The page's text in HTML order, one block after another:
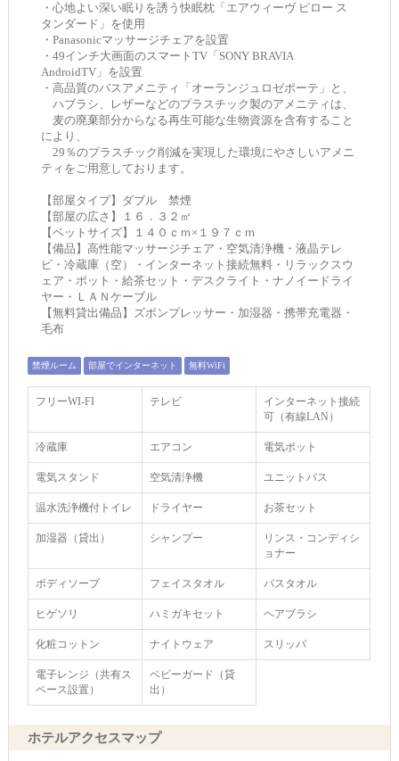
・心地よい深い眠りを誘う快眠枕「エアウィーヴ ピロー ス
タンダード」を使用
・Panasonicマッサージチェアを設置
・49インチ大画面のスマートTV「SONY BRAVIA
AndroidTV」を設置
・高品質のバスアメニティ「オーランジュロゼポーテ」と、
ハブラシ、レザーなどのプラスチック製のアメニティは、
麦の廃棄部分からなる再生可能な生物資源を含有すること
により、
29％のプラスチック削減を実現した環境にやさしいアメニ
ティをご用意しております。
【部屋タイプ】ダブル 禁煙
【部屋の広さ】１６．３２㎡
【ベットサイズ】１４０ｃｍ×１９７ｃｍ
【備品】高性能マッサージチェア・空気清浄機・液晶テレ
ビ・冷蔵庫（空）・インターネット接続無料・リラックスウ
ェア・ポット・給茶セット・デスクライト・ナノイードライ
ヤー・ＬＡＮケーブル
【無料貸出備品】ズボンプレッサー・加湿器・携帯充電器・
毛布
禁煙ルーム 部屋でインターネット 無料WiFi
フリーWI‐FI テレビ
インターネット接続
可（有線LAN）
冷蔵庫 エアコン 電気ポット
電気スタンド 空気清浄機 ユニットバス
温水洗浄機付トイレ ドライヤー お茶セット
加湿器（貸出） シャンプー
リンス・コンディシ
ョナー
ボディソープ フェイスタオル バスタオル
ヒゲソリ ハミガキセット ヘアブラシ
化粧コットン ナイトウェア スリッパ
電子レンジ（共有ス
ペース設置）
ベビーガード（貸
出）
ホテルアクセスマップ